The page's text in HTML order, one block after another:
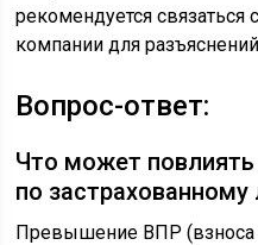
рекомендуется связаться
компании для
Вопрос-ответ:
Что может
по застрахованному
Превышение ВПР (взноса